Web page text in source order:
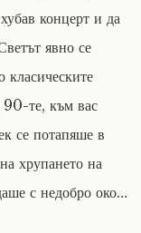
концерт и да
явно се
90-те, към вас
се потапяше в
хрупането на
с недобро око…